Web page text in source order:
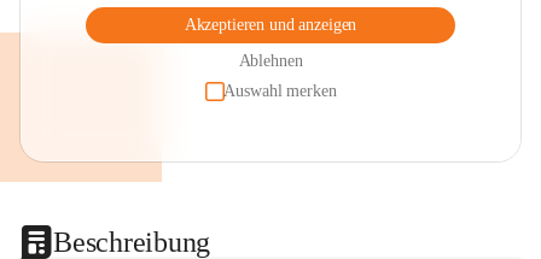
Akzeptieren und anzeigen
Ablehnen
Auswahl merken
Beschreibung